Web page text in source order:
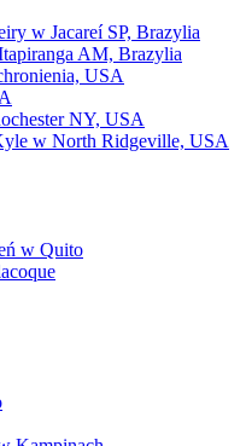
w Jacareí SP, Brazylia
AM, Brazylia
USA
NY, USA
w North Ridgeville, USA
w Quito